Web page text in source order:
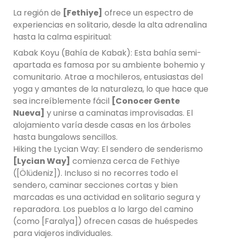
La región de [Fethiye] ofrece un espectro de
experiencias en solitario, desde la alta adrenalina
hasta la calma espiritual:
Kabak Koyu (Bahía de Kabak): Esta bahía semi-
apartada es famosa por su ambiente bohemio y
comunitario. Atrae a mochileros, entusiastas del
yoga y amantes de la naturaleza, lo que hace que
sea increíblemente fácil [Conocer Gente
Nueva] y unirse a caminatas improvisadas. El
alojamiento varía desde casas en los árboles
hasta bungalows sencillos.
Hiking the Lycian Way: El sendero de senderismo
[Lycian Way] comienza cerca de Fethiye
([Ölüdeniz]). Incluso si no recorres todo el
sendero, caminar secciones cortas y bien
marcadas es una actividad en solitario segura y
reparadora. Los pueblos a lo largo del camino
(como [Faralya]) ofrecen casas de huéspedes
para viajeros individuales.